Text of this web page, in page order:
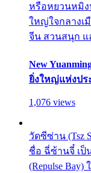
หรือหยวนหมิ
ใหญ่ใจกลางเ
จีน สวนสนุก แ
New
ยิ่งใหญ่แห่งปร
1,076 views
วัดซีซ่าน (Tsz
ชื่อ ฉี่ซ้านจี๋ เป็
(Repulse